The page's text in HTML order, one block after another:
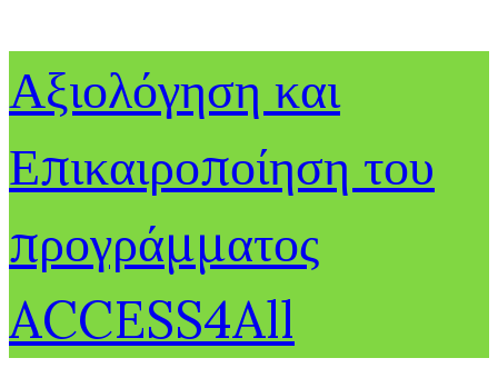
Αξιολόγηση και
Επικαιροποίηση του
προγράμματος
ACCESS4All